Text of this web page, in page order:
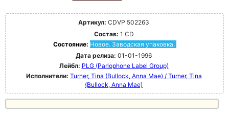
Артикул: CDVP 502263
Состав: 1 CD
Состояние: Новое. Заводская упаковка.
Дата релиза: 01-01-1996
Лейбл: PLG (Parlophone Label Group)
Исполнители: Turner, Tina (Bullock, Anna Mae) / Turner, Tina
(Bullock, Anna Mae)